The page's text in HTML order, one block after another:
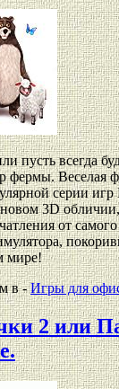
пусть всегда
фермы. Веселая
серии игр
3D
от
мире!
в -Игры для
2 или